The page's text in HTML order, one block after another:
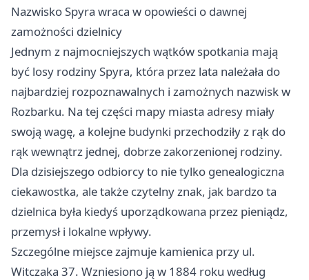
Nazwisko Spyra wraca w opowieści o dawnej
zamożności dzielnicy
Jednym z najmocniejszych wątków spotkania mają
być losy rodziny Spyra, która przez lata należała do
najbardziej rozpoznawalnych i zamożnych nazwisk w
Rozbarku. Na tej części mapy miasta adresy miały
swoją wagę, a kolejne budynki przechodziły z rąk do
rąk wewnątrz jednej, dobrze zakorzenionej rodziny.
Dla dzisiejszego odbiorcy to nie tylko genealogiczna
ciekawostka, ale także czytelny znak, jak bardzo ta
dzielnica była kiedyś uporządkowana przez pieniądz,
przemysł i lokalne wpływy.
Szczególne miejsce zajmuje kamienica przy ul.
Witczaka 37. Wzniesiono ją w 1884 roku według